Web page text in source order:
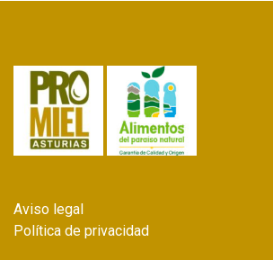
Aviso legal
Política de privacidad